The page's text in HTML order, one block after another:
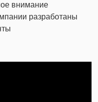
внимание
разработаны